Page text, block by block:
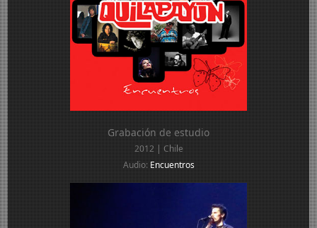
Grabación de estudio
2012 | Chile
Audio:Encuentros